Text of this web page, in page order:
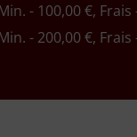
- 100,00 €, Frais
- 200,00 €, Frais